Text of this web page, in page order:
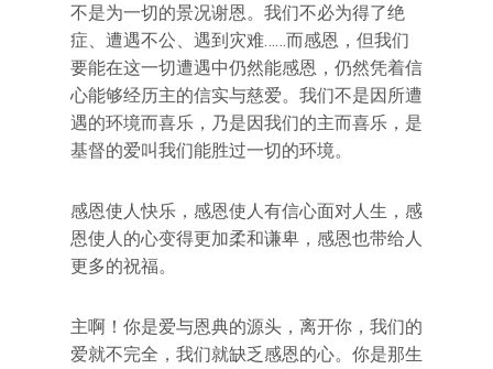
不是为一切的景况谢恩。我们不必为得了绝
症、遭遇不公、遇到灾难……而感恩，但我们
要能在这一切遭遇中仍然能感恩，仍然凭着信
心能够经历主的信实与慈爱。我们不是因所遭
遇的环境而喜乐，乃是因我们的主而喜乐，是
基督的爱叫我们能胜过一切的环境。
感恩使人快乐，感恩使人有信心面对人生，感
恩使人的心变得更加柔和谦卑，感恩也带给人
更多的祝福。
主啊！你是爱与恩典的源头，离开你，我们的
爱就不完全，我们就缺乏感恩的心。你是那生